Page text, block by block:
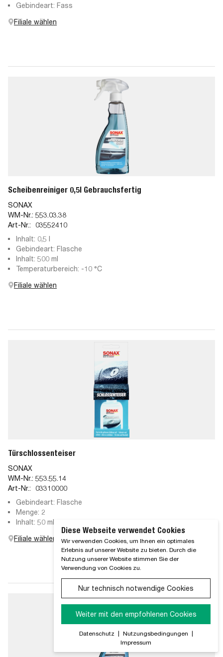
Gebindeart: Fass
Filiale wählen
Scheibenreiniger 0,5l Gebrauchsfertig
SONAX
WM-Nr.: 553.03.38
Art-Nr.:
03552410
Inhalt: 0,5 l
Gebindeart: Flasche
Inhalt: 500 ml
Temperaturbereich: -10 °C
Filiale wählen
Türschlossenteiser
SONAX
WM-Nr.: 553.55.14
Art-Nr.:
03310000
Gebindeart: Flasche
Menge: 2
Inhalt: 50 ml
Filiale wählen
Diese Webseite verwendet Cookies
Wir verwenden Cookies, um Ihnen ein optimales
Erlebnis auf unserer Website zu bieten. Durch die
Nutzung unserer Website stimmen Sie der
Verwendung von Cookies zu.
Nur technisch notwendige Cookies
Weiter mit den empfohlenen Cookies
Datenschutz | Nutzungsbedingungen |
Impressum